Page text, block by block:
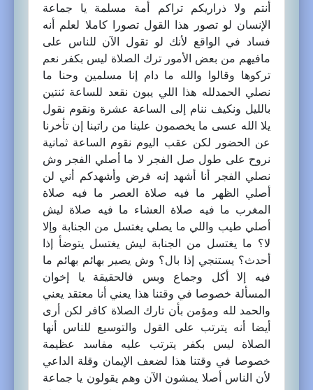
أنتم ولا ذراريكم تراكم أمة مسلمة يا جماعة
الإنسان لو تصور هذا القول تصورا كاملا لعلم أنه
فساد في الواقع لأنك لو تقول الآن للناس على
مافيهم من بعض الأمور ترك الصلاة ليس بكفر نعم
تركوها وقالوا والله ما دام إنا مسلمين وحنا ما
نصلي الحمدلله هذا اللي يبون نقعد للساعة ثنتين
بالليل ونكيف ننام إلى الساعة عشرة ونقوم نقول
يلا الله عسى ما يخصمون علينا من راتبنا إن تأخرنا
عن الحضور لكن عقب اليوم نقوم الساعة ثمانية
نروح على طول صل الفجر لا ما أصلي الفجر وش
نصلي الفجر أنا أشهد إنه فرض وأشهدكم أني لن
أصلي الظهر ما فيه صلاة العصر ما فيه صلاة
المغرب ما فيه صلاة العشاء ما فيه صلاة ليش
أصلي طيب واللي ما يصلي يغتسل من الجنابة وإلا
لا؟ ما يغتسل من الجنابة ليش يغتسل يتوضأ إذا
أحدث؟ يستنجي إذا بال؟ وش يصير بهائم بهائم ما
فيه إلا أكل وجماع وبس فالحقيقة يا إخوان
المسألة خصوصا في وقتنا هذا يعني أنا معتقد يعني
والحمد لله ومؤمن بأن تارك الصلاة كافر لكن أرى
أيضا أنه يترتب على القول والتوسيع للناس أنها
الصلاة ليس بكفر يترتب عليه مفاسد عظيمة
خصوصا في وقتنا هذا لضعف الإيمان وقلة الداعي
لأن الناس أصلا يمشون الآن وهم يقولون يا جماعة